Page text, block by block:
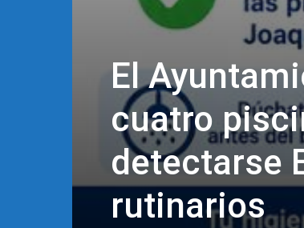
El
cuatro
detectarse
rutinarios